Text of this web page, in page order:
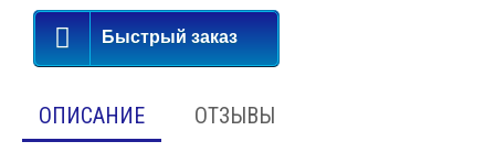
Быстрый заказ
ОПИСАНИЕ ОТЗЫВЫ